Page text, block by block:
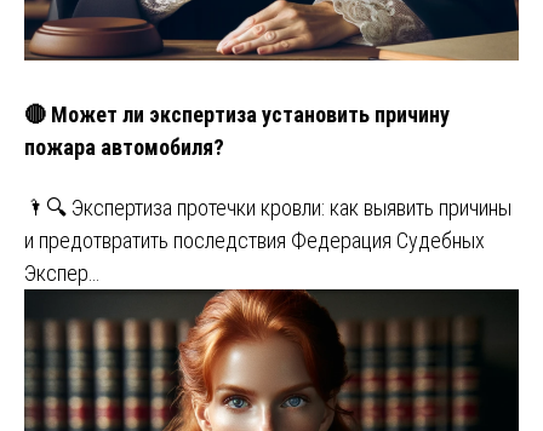
🔴 Может ли экспертиза установить причину
пожара автомобиля?
🌂🔍 Экспертиза протечки кровли: как выявить причины
и предотвратить последствия Федерация Судебных
Экспер…